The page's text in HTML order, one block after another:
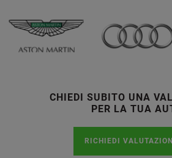
CHIEDI SUBITO UNA
PER LA TUA
RICHIEDI